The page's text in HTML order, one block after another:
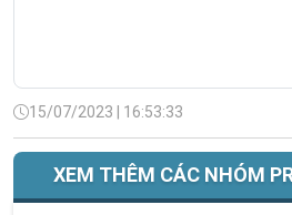
15/07/2023 | 16:53:33
XEM THÊM CÁC NHÓM